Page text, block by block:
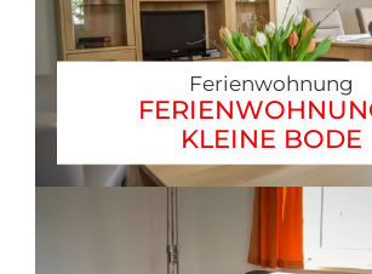
Ferienwohnung
KLEINE BODE